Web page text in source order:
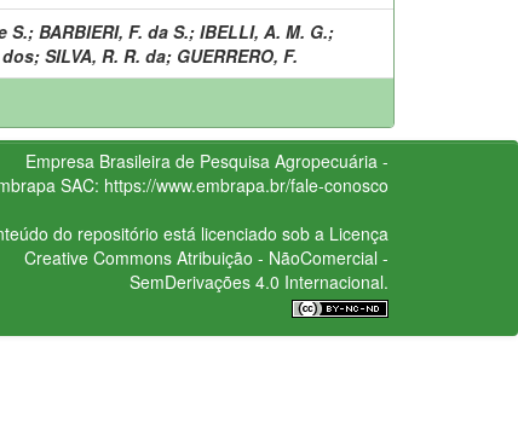
S.; BARBIERI, F. da S.; IBELLI, A. M. G.;
dos; SILVA, R. R. da; GUERRERO, F.
Empresa Brasileira de Pesquisa Agropecuária -
SAC: https://www.embrapa.br/fale-conosco
do repositório está licenciado sob a Licença
Creative CommonsAtribuição - NãoComercial -
SemDerivações 4.0 Internacional.